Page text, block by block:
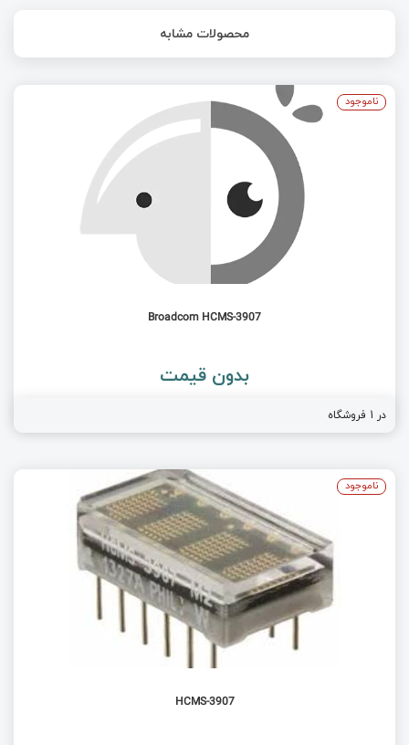
محصولات مشابه
Broadcom HCMS-3907
بدون قیمت
در 1 فروشگاه
ناموجود
HCMS-3907
ناموجود